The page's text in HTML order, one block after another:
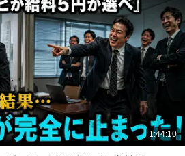
1:44:10